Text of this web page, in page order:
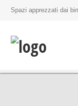
Spazi apprezzati dai